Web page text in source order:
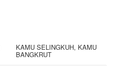
KAMU SELINGKUH, KAMU
BANGKRUT